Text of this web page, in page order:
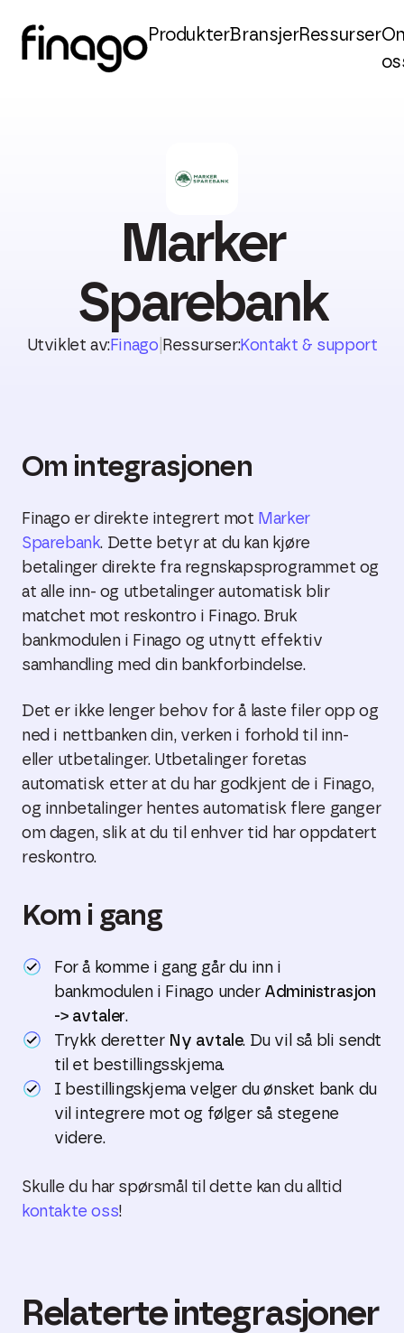
ProdukterBransjerRessurser
Marker
Sparebank
Utviklet av:Finago Ressurser:Kontakt & support
Om integrasjonen
Finago er direkte integrert mot Marker
Sparebank. Dette betyr at du kan kjøre
betalinger direkte fra regnskapsprogrammet og
at alle inn- og utbetalinger automatisk blir
matchet mot reskontro i Finago. Bruk
bankmodulen i Finago og utnytt effektiv
samhandling med din bankforbindelse.
Det er ikke lenger behov for å laste filer opp og
ned i nettbanken din, verken i forhold til inn-
eller utbetalinger. Utbetalinger foretas
automatisk etter at du har godkjent de i Finago,
og innbetalinger hentes automatisk flere ganger
om dagen, slik at du til enhver tid har oppdatert
reskontro.
Kom i gang
For å komme i gang går du inn i
bankmodulen i Finago under Administrasjon
-> avtaler.
Trykk deretter Ny avtale. Du vil så bli sendt
til et bestillingsskjema.
I bestillingskjema velger du ønsket bank du
vil integrere mot og følger så stegene
videre.
Skulle du har spørsmål til dette kan du alltid
kontakte oss!
Relaterte integrasjoner